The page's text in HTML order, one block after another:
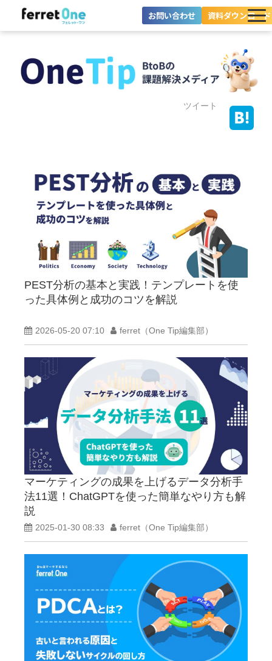
お問い合わせ 資料ダウンロード
ツール・機能一覧
料金プラン
セミナー
ツイート
PEST分析の基本と実践！テンプレートを使
った具体例と成功のコツを解説
2026-05-20 07:10 ferret（One Tip編集部）
マーケティングの成果を上げるデータ分析手
法11選！ChatGPTを使った簡単なやり方も解
説
2025-01-30 08:33 ferret（One Tip編集部）